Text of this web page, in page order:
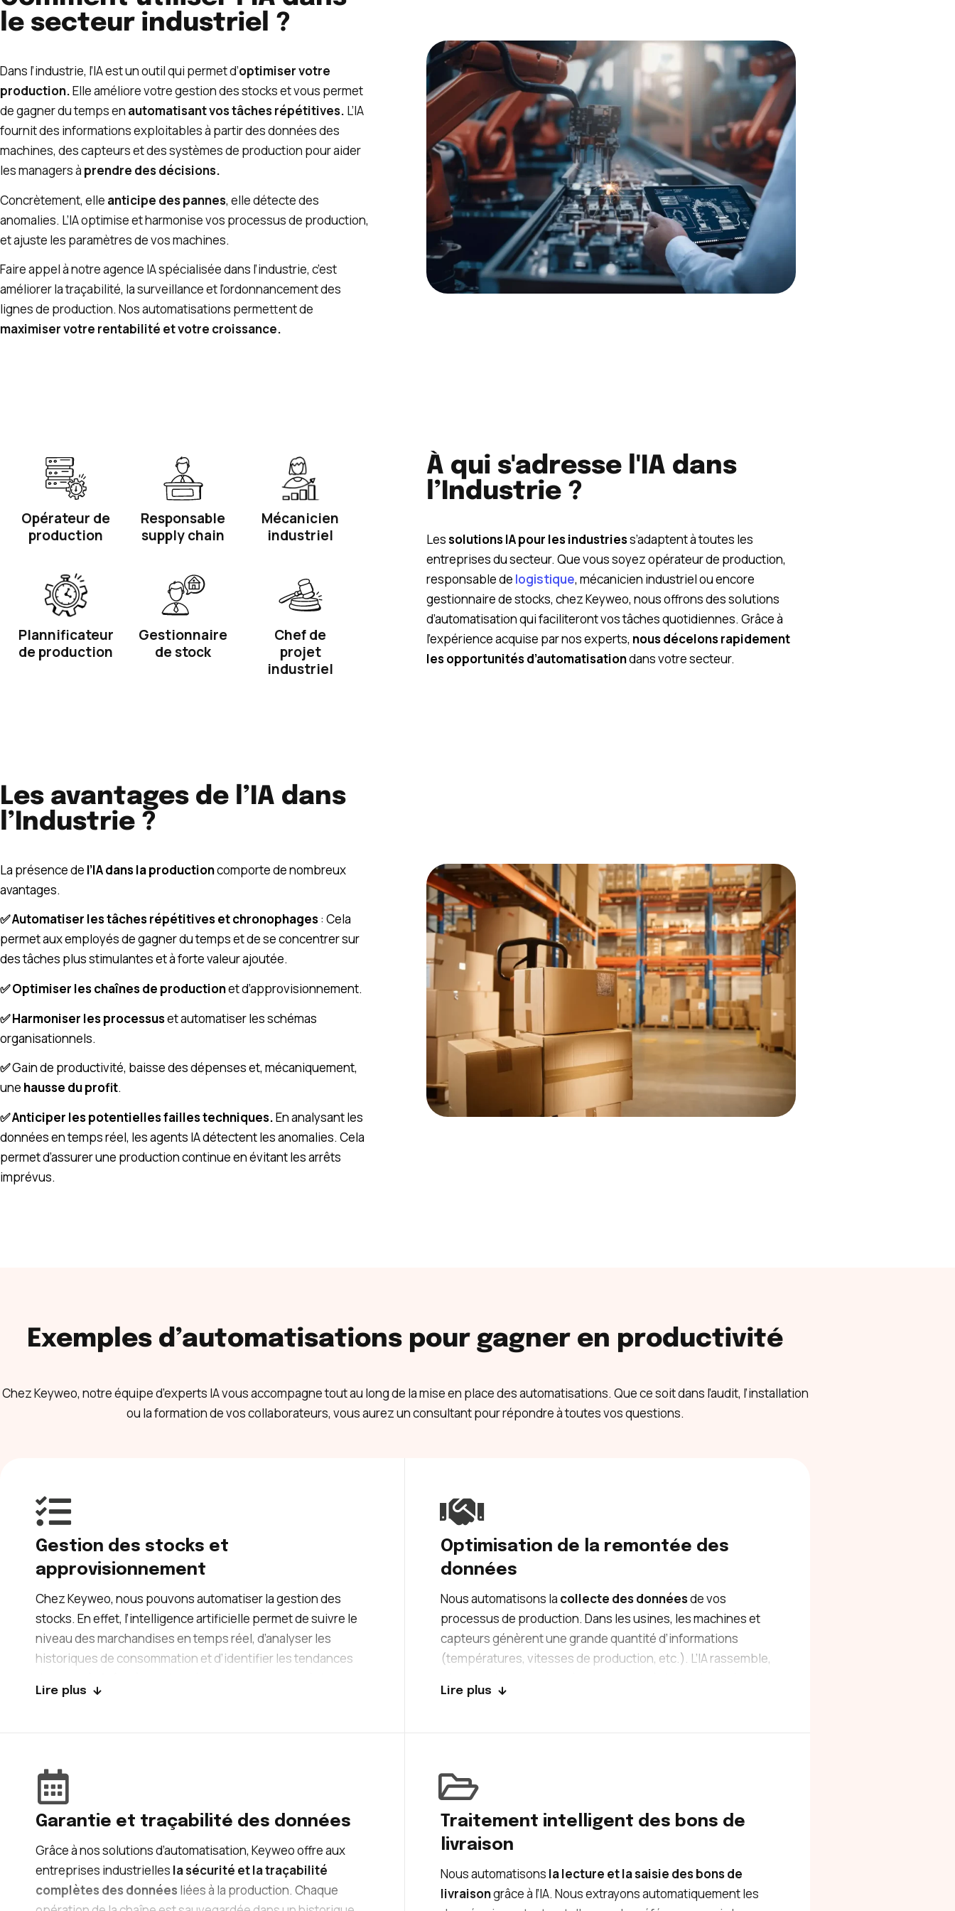
le secteur industriel ?
Dans l’industrie, l’IA est un outil qui permet d’optimiser votre
production.Elle améliore votre gestion des stocks et vous permet
de gagner du temps en automatisant vos tâches répétitives. L’IA
fournit des informations exploitables à partir des données des
machines, des capteurs et des systèmes de production pour aider
les managers à prendre des décisions.
Concrètement, elle anticipe des pannes, elle détecte des
anomalies. L’IA optimise et harmonise vos processus de production,
et ajuste les paramètres de vos machines.
Faire appel à notre agence IA spécialisée dans l’industrie, c’est
améliorer la traçabilité, la surveillance et l’ordonnancement des
lignes de production. Nos automatisations permettent de
maximiser votre rentabilité et votre croissance.
Opérateur de
production
Responsable
supply chain
Mécanicien
industriel
Plannificateur
de production
Gestionnaire
de stock
Chef de
projet
industriel
À qui s'adresse l'IA dans
l’Industrie ?
Lessolutions IA pour les industriess’adaptent à toutes les
entreprises du secteur. Que vous soyez opérateur de production,
responsable de logistique, mécanicien industriel ou encore
gestionnaire de stocks, chez Keyweo, nous offrons des solutions
d’automatisation qui faciliteront vos tâches quotidiennes. Grâce à
l’expérience acquise par nos experts, nous décelons rapidement
les opportunités d’automatisationdans votre secteur.
Les avantages de l’IA dans
l’Industrie ?
La présence de l’IA dans la productioncomporte de nombreux
avantages.
✅​ Automatiser les tâches répétitives et chronophages: Cela
permet aux employés de gagner du temps et de se concentrer sur
des tâches plus stimulantes et à forte valeur ajoutée.
✅​ Optimiser les chaînes de productionet d’approvisionnement.
✅​ Harmoniser les processuset automatiser les schémas
organisationnels.
✅​Gain de productivité, baisse des dépenses et, mécaniquement,
une hausse du profit.
✅​ Anticiper les potentielles failles techniques.En analysant les
données en temps réel, les agents IA détectent les anomalies. Cela
permet d’assurer une production continue en évitant les arrêts
imprévus.
Exemples d’automatisations pour gagner en productivité
Chez Keyweo, notre équipe d’experts IA vous accompagne tout au long de la mise en place des automatisations. Que ce soit dans l’audit, l’installation
ou la formation de vos collaborateurs, vous aurez un consultant pour répondre à toutes vos questions.
Gestion des stocks et
approvisionnement
Chez Keyweo, nous pouvons automatiser la gestion des
stocks. En effet, l’intelligence artificielle permet de suivre le
niveau des marchandises en temps réel, d’analyser les
historiques de consommation et d’identifier les tendances
automatiquement des alertes sur vos canaux de
Cela permet de
ruptures de stock et les surstocks.
Lire plus
Optimisation de la remontée des
données
Nous automatisons la collecte des donnéesde vos
processus de production. Dans les usines, les machines et
capteurs génèrent une grande quantité d’informations
(températures, vitesses de production, etc.). L’IA rassemble,
anomalies et d’identifier les tendances.
Lire plus
Garantie et traçabilité des données
Grâce à nos solutions d’automatisation, Keyweo offre aux
entreprises industrielles la sécurité et la traçabilité
complètes des données liées à la production. Chaque
Traitement intelligent des bons de
livraison
Nous automatisons la lecture et la saisie des bons de
livraisongrâce à l’IA. Nous extrayons automatiquement les